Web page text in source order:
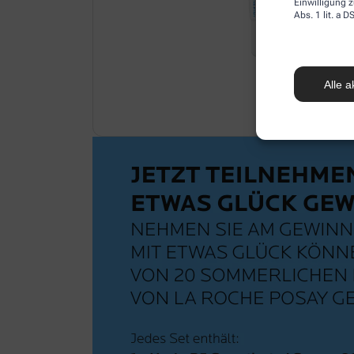
Einwilligung
Abs. 1 lit. a
Alle